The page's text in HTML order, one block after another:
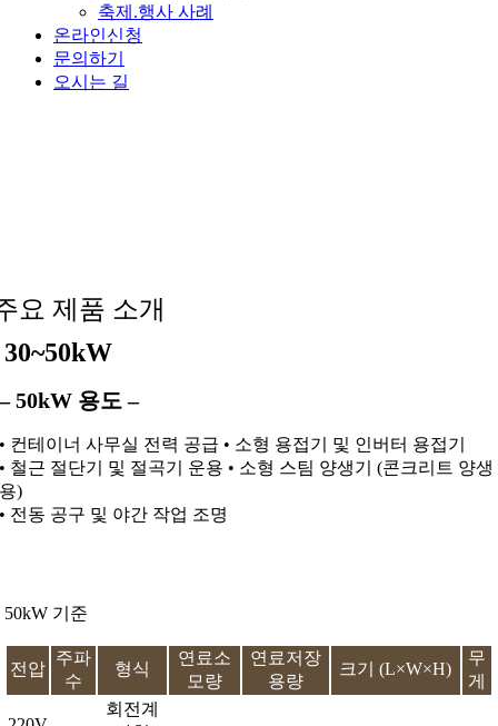
축제.행사 사례
온라인신청
문의하기
오시는 길
요 제품 소개
30~50kW
– 50kW 용도 –
• 컨테이너 사무실 전력 공급 • 소형 용접기 및 인버터 용접기
• 철근 절단기 및 절곡기 운용 • 소형 스팀 양생기 (콘크리트 양생
용)
• 전동 공구 및 야간 작업 조명
50kW 기준
전압
주파
수
형식
연료소
모량
연료저장
용량
크기 (L×W×H)
무
게
회전계